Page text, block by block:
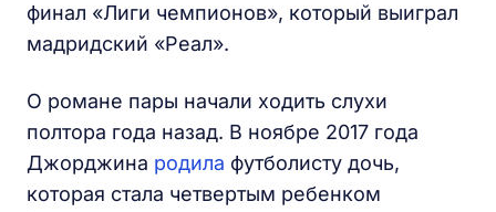
финал «Лиги чемпионов», который выиграл
мадридский «Реал».
О романе пары начали ходить слухи
полтора года назад. В ноябре 2017 года
Джорджина родила футболисту дочь,
которая стала четвертым ребенком